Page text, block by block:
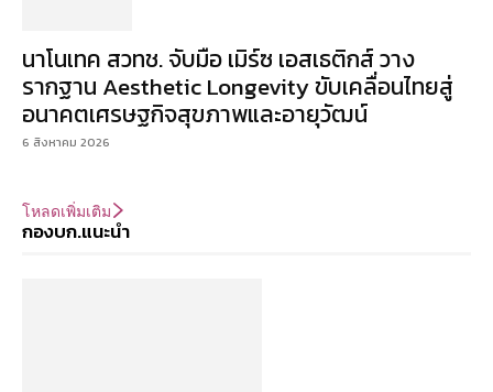
นาโนเทค สวทช. จับมือ เมิร์ซ เอสเธติกส์ วาง
รากฐาน Aesthetic Longevity ขับเคลื่อนไทยสู่
อนาคตเศรษฐกิจสุขภาพและอายุวัฒน์
6 สิงหาคม 2026
โหลดเพิ่มเติม
กองบก.แนะนำ